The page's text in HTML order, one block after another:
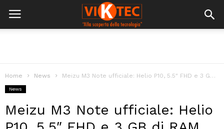
Home News Meizu M3 Note ufficiale: Helio P10, 5.5″ FHD e 3 GB di...
News
Meizu M3 Note ufficiale: Helio